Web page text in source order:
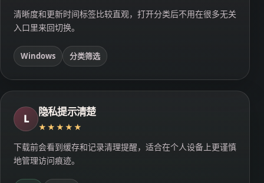
清晰度和更新时间标签比较直观，打开分类后不用在很多无关
入口里来回切换。
Windows 分类筛选
L
隐私提示清楚
★★★★★
下载前会看到缓存和记录清理提醒，适合在个人设备上更谨慎
地管理访问痕迹。